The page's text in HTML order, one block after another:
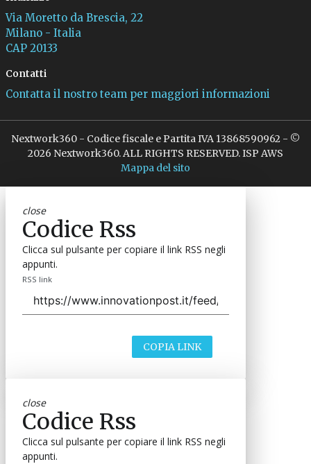
Via Moretto da Brescia, 22
Milano - Italia
CAP 20133
Contatti
Contatta il nostro team per maggiori informazioni
Nextwork360 - Codice fiscale e Partita IVA 13868590962 - ©
2026 Nextwork360. ALL RIGHTS RESERVED. ISP AWS
Mappa del sito
close
Codice Rss
Clicca sul pulsante per copiare il link RSS negli
appunti.
RSS link
COPIA LINK
close
Codice Rss
Clicca sul pulsante per copiare il link RSS negli
appunti.